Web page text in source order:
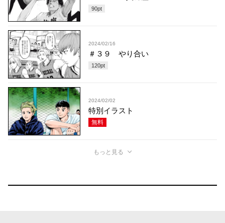
90pt
2024/02/16
＃３９ やり合い
120pt
2024/02/02
特別イラスト
無料
もっと見る